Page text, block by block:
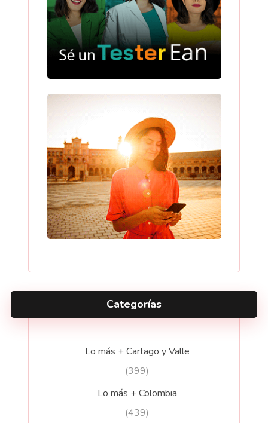
Categorías
Lo más + Cartago y Valle
(399)
Lo más + Colombia
(439)